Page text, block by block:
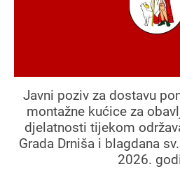
Javni poziv za dostavu
montažne kućice za
djelatnosti tijekom
Grada Drniša i blagdana
2026.